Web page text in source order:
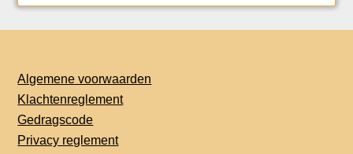
Algemene voorwaarden
Klachtenreglement
Gedragscode
Privacy reglement